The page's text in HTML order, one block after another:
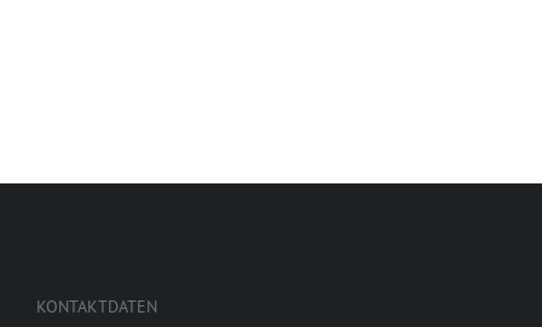
KONTAKTDATEN